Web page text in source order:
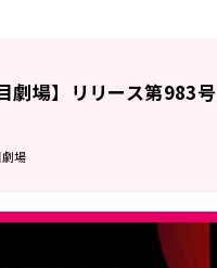
劇場】リリース第983号
場